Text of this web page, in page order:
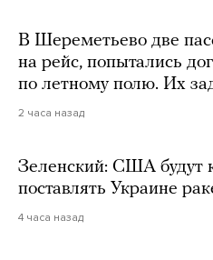
В Шереметьево две
на рейс, попытались
по летному полю. Их
2 часа назад
Зеленский: США будут
поставлять Украине
4 часа назад